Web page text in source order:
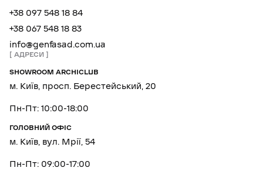
+38 097 548 18 84
+38 067 548 18 83
info@genfasad.com.ua
АДРЕСИ
SHOWROOM ARCHICLUB
м. Київ, просп. Берестейський, 20
Пн-Пт: 10:00-18:00
ГОЛОВНИЙ ОФІС
м. Київ, вул. Мрії, 54
Пн-Пт: 09:00-17:00